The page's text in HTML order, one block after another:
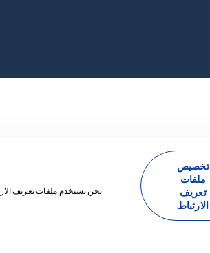
نحن نستخدم ملفات تعريف
تخصيص
ملفات
تعريف
الارتباط